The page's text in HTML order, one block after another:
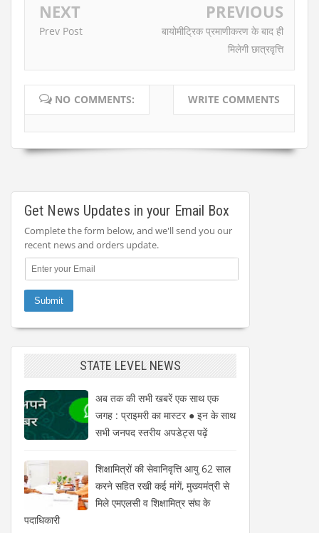
NEXT
Prev Post
PREVIOUS
बायोमीट्रिक प्रमाणीकरण के बाद ही
मिलेगी छात्रवृत्ति
NO COMMENTS: WRITE COMMENTS
Get News Updates in your Email Box
Complete the form below, and we'll send you our
recent news and orders update.
STATE LEVEL NEWS
अब तक की सभी खबरें एक साथ एक
जगह : प्राइमरी का मास्टर ● इन के साथ
सभी जनपद स्तरीय अपडेट्स पढ़ें
शिक्षामित्रों की सेवानिवृत्ति आयु 62 साल
करने सहित रखी कई मांगें, मुख्यमंत्री से
मिले एमएलसी व शिक्षामित्र संघ के
पदाधिकारी